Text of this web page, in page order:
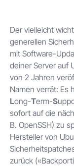
Der vielleicht
generellen
mit Software-
deiner Server auf
von 2 Jahren
Namen verrät: Es
Long-Term-S
sofort auf die
B. OpenSSH) zu
Hersteller von
zurück